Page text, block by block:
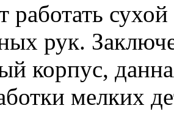
работать
рук.
корпус,
мелких